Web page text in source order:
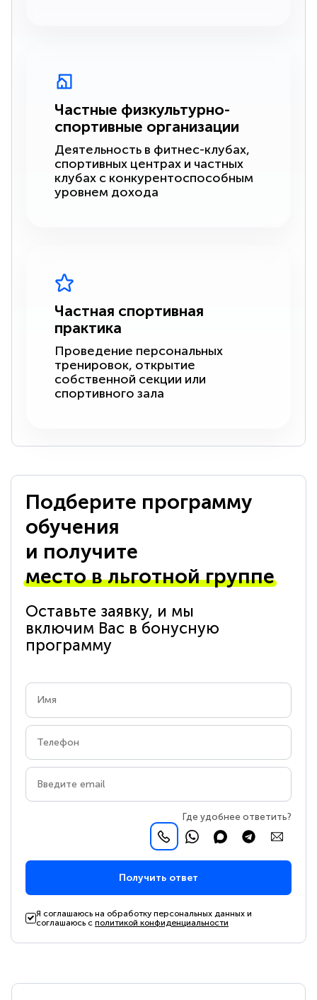
Частные физкультурно-
спортивные организации
Деятельность в фитнес-клубах,
спортивных центрах и частных
клубах с конкурентоспособным
уровнем дохода
Частная спортивная
практика
Проведение персональных
тренировок, открытие
собственной секции или
спортивного зала
Подберите программу
обучения
и получите
место в льготной группе
Оставьте заявку, и мы
включим Вас в бонусную
программу
Где удобнее ответить?
Получить ответ
Я соглашаюсь на обработку персональных данных и
соглашаюсь сполитикой конфиденциальности